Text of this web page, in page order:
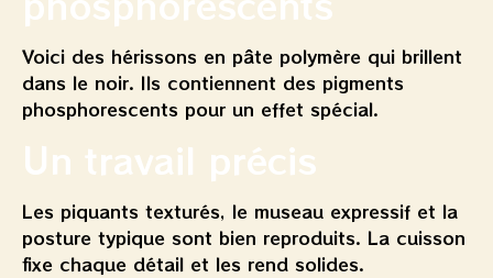
Voici des hérissons en pâte polymère qui brillent
dans le noir. Ils contiennent des pigments
phosphorescents pour un effet spécial.
Un travail précis
Les piquants texturés, le museau expressif et la
posture typique sont bien reproduits. La cuisson
fixe chaque détail et les rend solides.